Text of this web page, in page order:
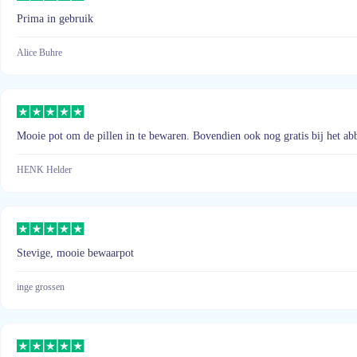
Prima in gebruik
Alice Buhre
Mooie pot om de pillen in te bewaren. Bovendien ook nog gratis bij het
HENK Helder
Stevige, mooie bewaarpot
inge grossen